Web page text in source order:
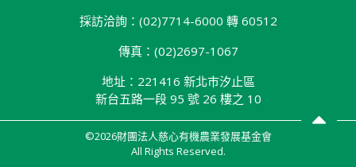
採訪洽詢：(02)7714-6000 轉 60512
傳真：(02)2697-1067
地址：221416 新北巿汐止區
新台五路一段 95 號 26 樓之 10
©2026財團法人慈心有機農業發展基金會
All Rights Reserved.